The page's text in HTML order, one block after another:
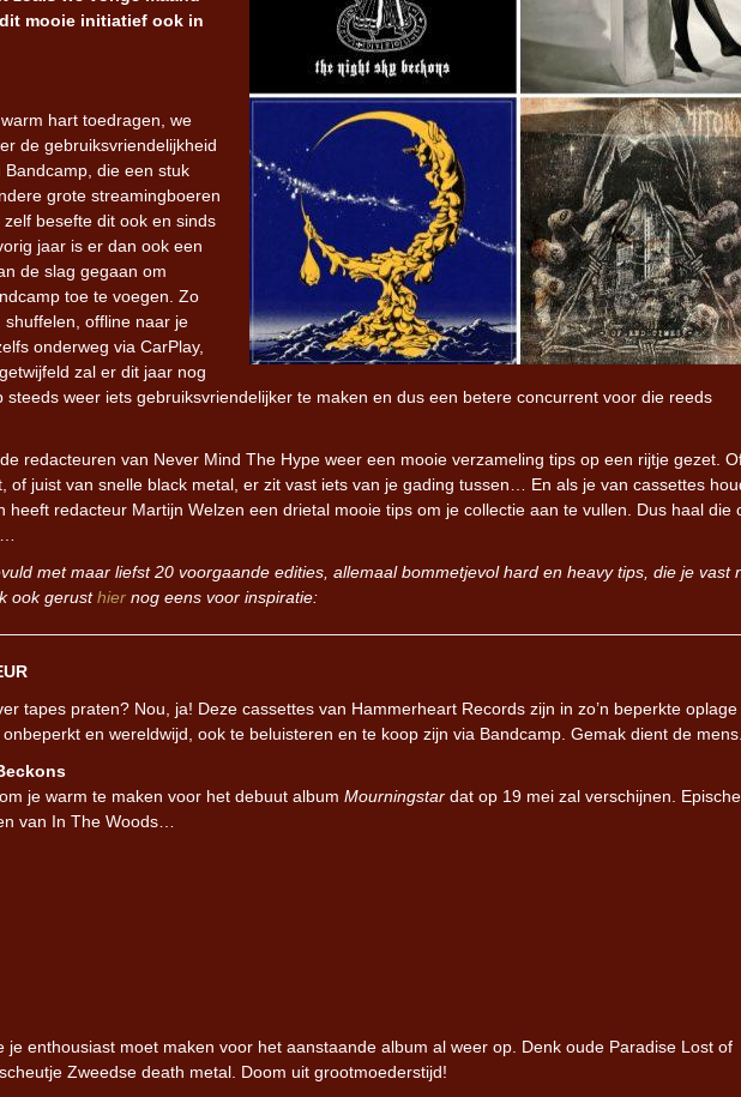
mooie initiatief ook in
hart toedragen, we
de gebruiksvriendelijkheid
die een stuk
grote streamingboeren
besefte dit ook en sinds
jaar is er dan ook een
de slag gegaan om
toe te voegen. Zo
shuffelen, offline naar je
onderweg via CarPlay,
zal er dit jaar nog
weer iets gebruiksvriendelijker te maken en dus een betere concurrent voor die reeds
redacteuren van Never Mind The Hype weer een mooie verzameling tips op een rijtje gezet.
of juist van snelle black metal, er zit vast iets van je gading tussen… En als je van cassettes
heeft redacteur Martijn Welzen een drietal mooie tips om je collectie aan te vullen. Dus haal die
met maar liefst 20 voorgaande edities, allemaal bommetjevol hard en heavy tips, die je vast
ook gerusthier nog eens voor inspiratie:
tapes praten? Nou, ja! Deze cassettes van Hammerheart Records zijn in zo’n beperkte oplage
en wereldwijd, ook te beluisteren en te koop zijn via Bandcamp. Gemak dient de mens.
je warm te maken voor het debuut album Mourningstar dat op 19 mei zal verschijnen. Epische
van In The Woods…
je enthousiast moet maken voor het aanstaande album al weer op. Denk oude Paradise Lost of
Zweedse death metal. Doom uit grootmoederstijd!
Futurist en munt Reich and
Roll-stijl